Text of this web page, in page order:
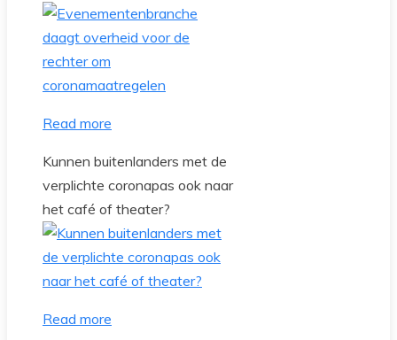
Read more
Kunnen buitenlanders met de
verplichte coronapas ook naar
het café of theater?
Read more